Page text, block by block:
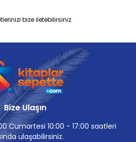
bize iletebilirsiniz.
Bize Ulaşın
Cumartesi 10:00 - 17:00 saatleri
ulaşabilirsiniz.